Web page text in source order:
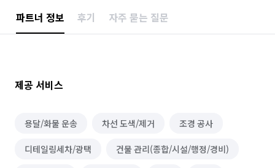
파트너 정보 후기 자주 묻는 질문
제공 서비스
용달/화물 운송 차선 도색/제거 조경 공사
디테일링세차/광택 건물 관리(종합/시설/행정/경비)